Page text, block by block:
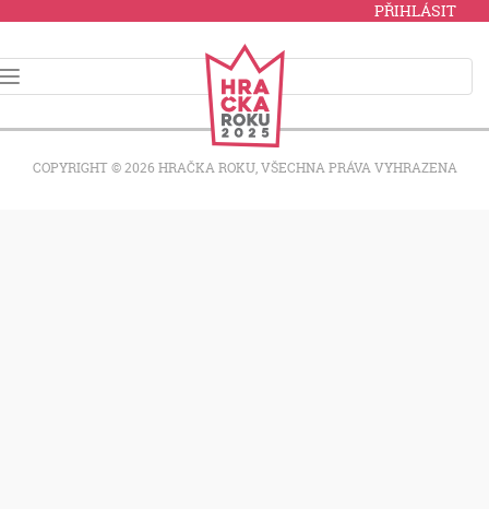
PŘIHLÁSIT
COPYRIGHT © 2026 HRAČKA ROKU, VŠECHNA PRÁVA VYHRAZENA